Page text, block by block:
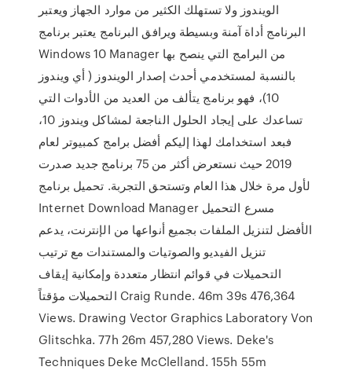
الويندوز ولا تستهلك الكثير من موارد الجهاز ويعتبر
البرنامج أداة آمنة وبسيطة ويرافق البرنامج يعتبر برنامج
Windows 10 Manager من البرامج التي ينصح بها
بالنسبة لمستخدمي أحدث إصدار الويندوز ( أي ويندوز
10)، فهو برنامج يتألف من العديد من الأدوات التي
تساعدك على إيجاد الحلول الناجعة لمشاكل ويندوز 10،
فبعد استخدامك لهذا إليكم أفضل برامج كمبيوتر لعام
2019 حيث نستعرض أكثر من 75 برنامج جديد صدرت
لأول مرة خلال هذا العام وتستحق التجربة. تحميل برنامج
Internet Download Manager مسرع التحميل
الأفضل لتنزيل الملفات بجميع أنواعها من الإنترنت، يدعم
تنزيل الفيديو والصوتيات والمستندات مع ترتيب
التحميلات في قوائم انتظار متعددة وإمكانية إيقاف
التحميلات مؤقتاً Craig Runde. 46m 39s 476,364
Views. Drawing Vector Graphics Laboratory Von
Glitschka. 77h 26m 457,280 Views. Deke's
Techniques Deke McClelland. 155h 55m